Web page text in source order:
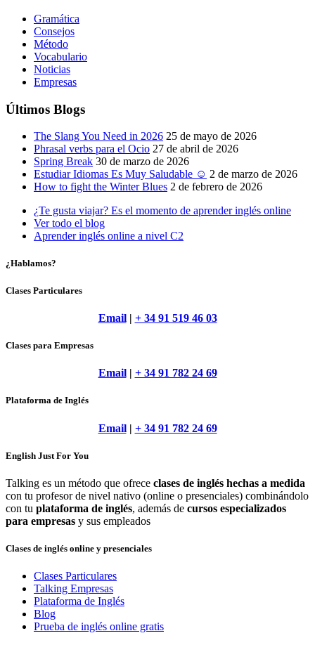
Gramática
Consejos
Método
Vocabulario
Noticias
Empresas
Últimos Blogs
The Slang You Need in 2026 25 de mayo de 2026
Phrasal verbs para el Ocio 27 de abril de 2026
Spring Break 30 de marzo de 2026
Estudiar Idiomas Es Muy Saludable ☺ 2 de marzo de 2026
How to fight the Winter Blues 2 de febrero de 2026
¿Te gusta viajar? Es el momento de aprender inglés online
Ver todo el blog
Aprender inglés online a nivel C2
¿Hablamos?
Clases Particulares
Email| + 34 91 519 46 03
Clases para Empresas
Email| + 34 91 782 24 69
Plataforma de Inglés
Email| + 34 91 782 24 69
English Just For You
Talking es un método que ofrece clases de inglés hechas a medida
con tu profesor de nivel nativo (online o presenciales) combinándolo
con tu plataforma de inglés, además de cursos especializados
para empresas y sus empleados
Clases de inglés online y presenciales
Clases Particulares
Talking Empresas
Plataforma de Inglés
Blog
Prueba de inglés online gratis